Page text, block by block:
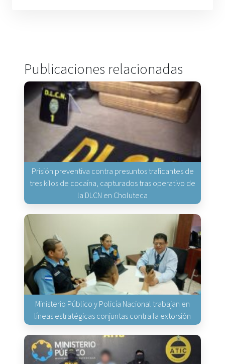
Publicaciones relacionadas
Prisión preventiva contra presuntos traficantes de
tres kilos de cocaína, capturados tras operativo de
la DLCN en Choluteca
Ministerio Público y Policía Nacional trabajan en
líneas estratégicas conjuntas contra la extorsión